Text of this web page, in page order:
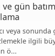
gün
veya
ilgili
ö...